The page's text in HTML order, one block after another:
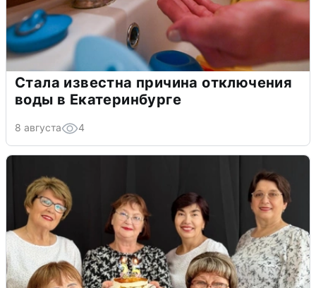
Стала известна причина отключения
воды в Екатеринбурге
8 августа 4